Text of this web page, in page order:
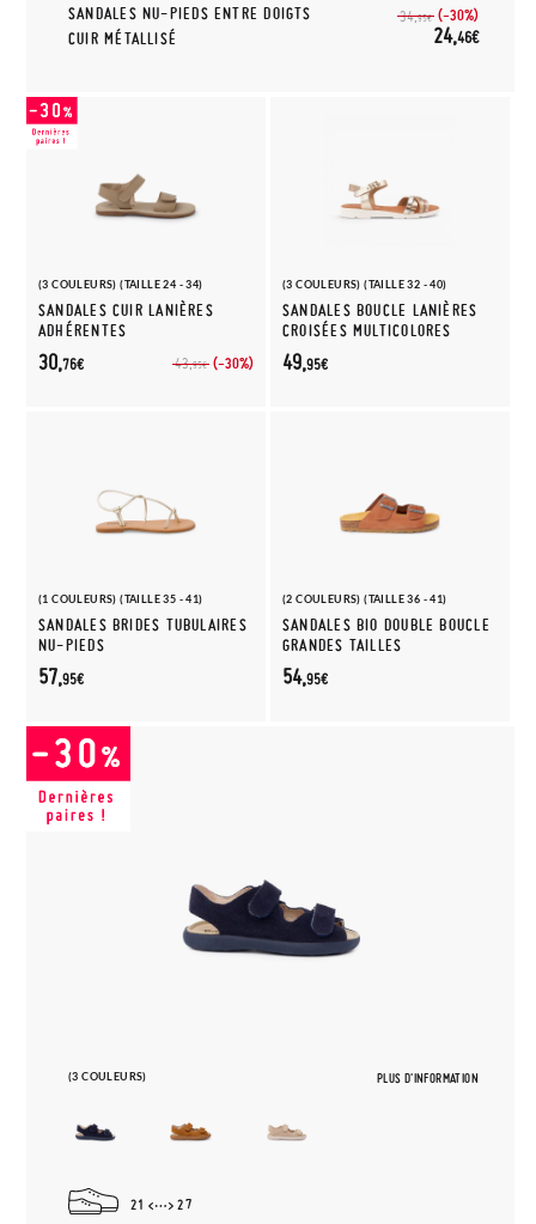
SANDALES NU-PIEDS ENTRE DOIGTS
CUIR MÉTALLISÉ
34,95€ (-30%)
24,46€
(3 COULEURS) (TAILLE 24 - 34)
SANDALES CUIR LANIÈRES
ADHÉRENTES
43,95€ (-30%)
30,76€
(3 COULEURS) (TAILLE 32 - 40)
SANDALES BOUCLE LANIÈRES
CROISÉES MULTICOLORES
49,95€
(1 COULEURS) (TAILLE 35 - 41)
SANDALES BRIDES TUBULAIRES
NU-PIEDS
57,95€
(2 COULEURS) (TAILLE 36 - 41)
SANDALES BIO DOUBLE BOUCLE
GRANDES TAILLES
54,95€
(3 COULEURS) PLUS D'INFORMATION
21 27